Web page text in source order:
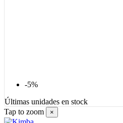
-5%
Últimas unidades en stock
Tap to zoom
×